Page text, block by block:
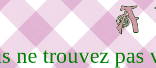
ne trouvez pas